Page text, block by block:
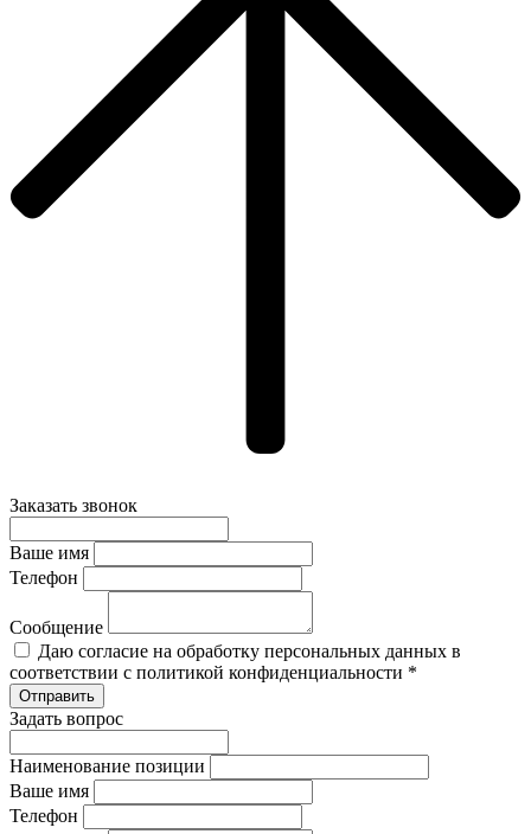
Заказать звонок
Ваше имя
Телефон
Сообщение
Даю согласие на обработку персональных данных в
соответствии с политикой конфиденциальности *
Задать вопрос
Наименование позиции
Ваше имя
Телефон